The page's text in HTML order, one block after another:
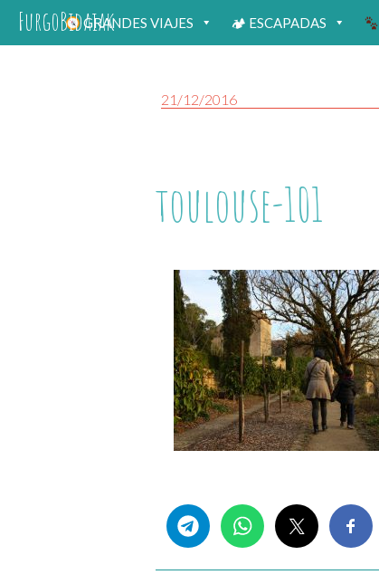
FurgoBidaiakGRANDES VIAJES 🏕 ESCAPADAS
21/12/2016
toulouse-101